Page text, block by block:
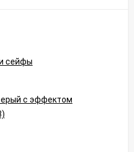
сейфы
с эффектом